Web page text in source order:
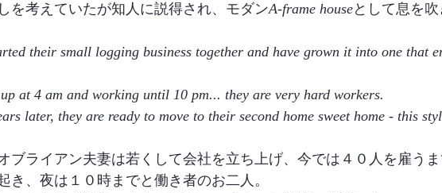
を考えていたが知人に説得され、モダンA-frame houseとして息を
their small logging business together and have grown it into one that
at 4 am and working until 10 pm... they are very hard workers.
later, they are ready to move to their second home sweet home - this
ブライアン夫妻は若くして会社を立ち上げ、今では４０人を雇う
き、夜は１０時までと働き者のお二人。